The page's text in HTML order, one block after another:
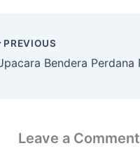
PREVIOUS
Leave a Comment